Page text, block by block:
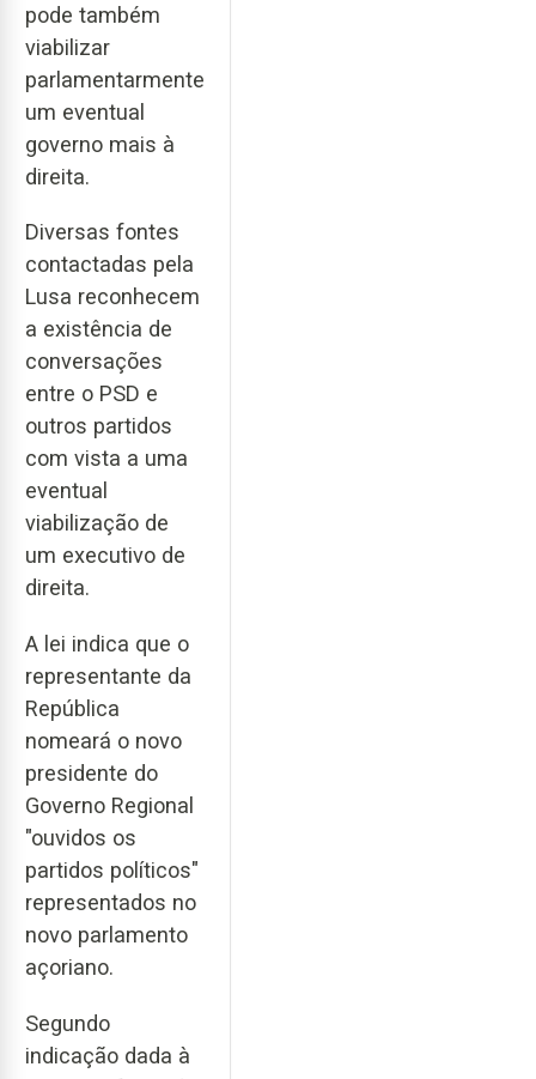
pode também
viabilizar
parlamentarmente
um eventual
governo mais à
direita.
Diversas fontes
contactadas pela
Lusa reconhecem
a existência de
conversações
entre o PSD e
outros partidos
com vista a uma
eventual
viabilização de
um executivo de
direita.
A lei indica que o
representante da
República
nomeará o novo
presidente do
Governo Regional
"ouvidos os
partidos políticos"
representados no
novo parlamento
açoriano.
Segundo
indicação dada à